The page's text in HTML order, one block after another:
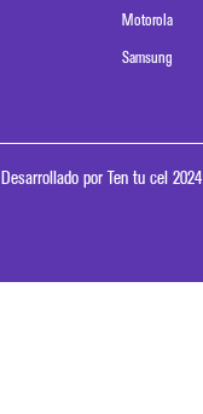
Motorola
Samsung
Desarrollado por Ten tu cel 2024